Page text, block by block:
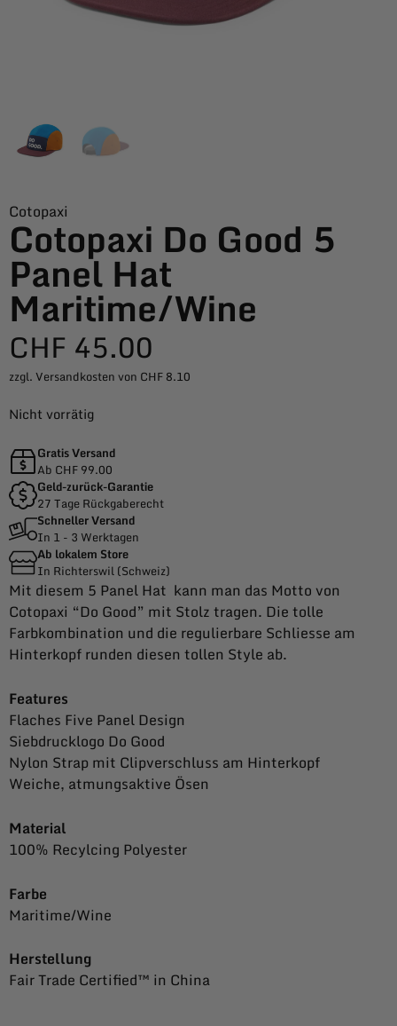
Cotopaxi
Cotopaxi Do Good 5
Panel Hat
Maritime/Wine
CHF 45.00
zzgl. Versandkosten von CHF 8.10
Nicht vorrätig
Gratis Versand
Ab CHF 99.00
Geld-zurück-Garantie
27 Tage Rückgaberecht
Schneller Versand
In 1 - 3 Werktagen
Ab lokalem Store
In Richterswil (Schweiz)
Mit diesem 5 Panel Hat kann man das Motto von
Cotopaxi “Do Good” mit Stolz tragen. Die tolle
Farbkombination und die regulierbare Schliesse am
Hinterkopf runden diesen tollen Style ab.
Features
Flaches Five Panel Design
Siebdrucklogo Do Good
Nylon Strap mit Clipverschluss am Hinterkopf
Weiche, atmungsaktive Ösen
Material
100% Recylcing Polyester
Farbe
Maritime/Wine
Herstellung
Fair Trade Certified™ in China